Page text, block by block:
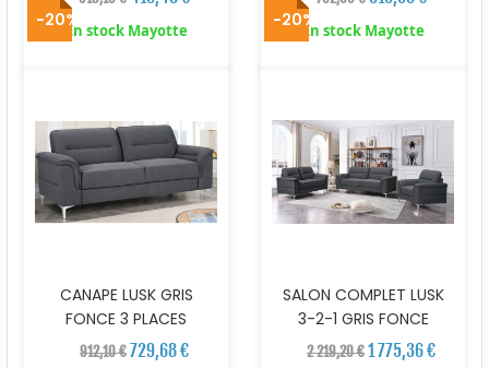
En stock Mayotte En stock Mayotte
-20%
CANAPE LUSK GRIS
FONCE 3 PLACES
912,10 €729,68 €
-20%
SALON COMPLET LUSK
3-2-1 GRIS FONCE
2 219,20 €1 775,36 €